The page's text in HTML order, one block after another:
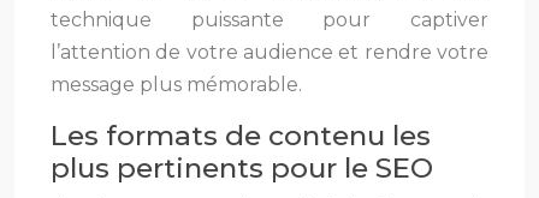
technique puissante pour captiver
l’attention de votre audience et rendre votre
message plus mémorable.
Les formats de contenu les
plus pertinents pour le SEO